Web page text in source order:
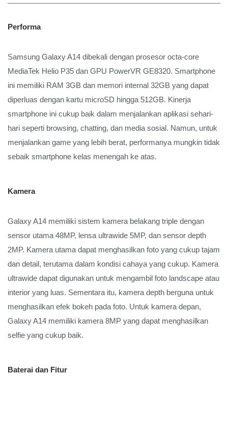
Performa
Samsung Galaxy A14 dibekali dengan prosesor octa-core
MediaTek Helio P35 dan GPU PowerVR GE8320. Smartphone
ini memiliki RAM 3GB dan memori internal 32GB yang dapat
diperluas dengan kartu microSD hingga 512GB. Kinerja
smartphone ini cukup baik dalam menjalankan aplikasi sehari-
hari seperti browsing, chatting, dan media sosial. Namun, untuk
menjalankan game yang lebih berat, performanya mungkin tidak
sebaik smartphone kelas menengah ke atas.
Kamera
Galaxy A14 memiliki sistem kamera belakang triple dengan
sensor utama 48MP, lensa ultrawide 5MP, dan sensor depth
2MP. Kamera utama dapat menghasilkan foto yang cukup tajam
dan detail, terutama dalam kondisi cahaya yang cukup. Kamera
ultrawide dapat digunakan untuk mengambil foto landscape atau
interior yang luas. Sementara itu, kamera depth berguna untuk
menghasilkan efek bokeh pada foto. Untuk kamera depan,
Galaxy A14 memiliki kamera 8MP yang dapat menghasilkan
selfie yang cukup baik.
Baterai dan Fitur